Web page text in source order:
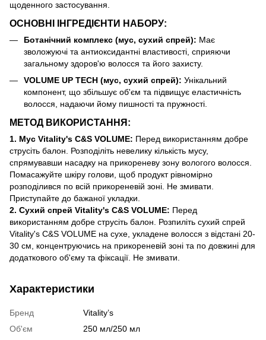
щоденного застосування.
ОСНОВНІ ІНГРЕДІЄНТИ НАБОРУ:
Ботанічний комплекс (мус, сухий спрей): Має
зволожуючі та антиоксидантні властивості, сприяючи
загальному здоров'ю волосся та його захисту.
VOLUME UP TECH (мус, сухий спрей): Унікальний
компонент, що збільшує об'єм та підвищує еластичність
волосся, надаючи йому пишності та пружності.
МЕТОД ВИКОРИСТАННЯ:
1. Мус Vitality's C&S VOLUME: Перед використанням добре
струсіть балон. Розподіліть невелику кількість мусу,
спрямувавши насадку на прикореневу зону вологого волосся.
Помасажуйте шкіру голови, щоб продукт рівномірно
розподілився по всій прикореневій зоні. Не змивати.
Приступайте до бажаної укладки.
2. Сухий спрей Vitality's C&S VOLUME: Перед
використанням добре струсіть балон. Розпиліть сухий спрей
Vitality's C&S VOLUME на сухе, укладене волосся з відстані 20-
30 см, концентруючись на прикореневій зоні та по довжині для
додаткового об'єму та фіксації. Не змивати.
Характеристики
Бренд
Vitality’s
Об'єм
250 мл/250 мл